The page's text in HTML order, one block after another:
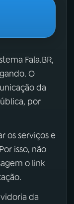
Fala.BR,
O
da
por
os serviços e
isso, não
o link
da